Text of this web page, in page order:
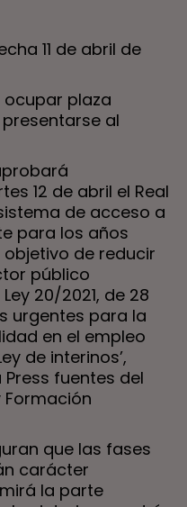
11 de abril de
plaza
al
12 de abril el Real
de acceso a
para los años
objetivo de reducir
público
20/2021, de 28
urgentes para la
en el empleo
de interinos’,
fuentes del
Formación
que las fases
carácter
la parte